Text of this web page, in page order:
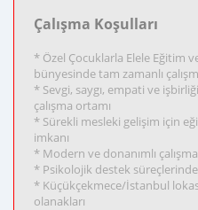
Çalışma Koşulları
* Özel Çocuklarla Elele Eğitim
bünyesinde tam zamanlı
* Sevgi, saygı, empati ve
çalışma ortamı
* Sürekli mesleki gelişim için
imkanı
* Modern ve donanımlı
* Psikolojik destek
* Küçükçekmece/İstanbul
olanakları